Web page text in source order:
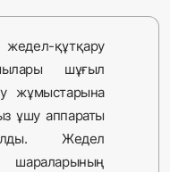
құтқару
шұғыл
жұмыстарына
ұшу аппараты
Жедел
шараларының